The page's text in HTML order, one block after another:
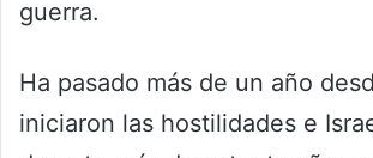
guerra.
Ha pasado más de un año
iniciaron las hostilidades e